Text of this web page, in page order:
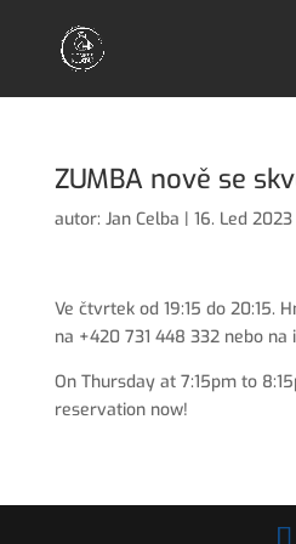
ZUMBA nově se
autor: Jan Celba | 16. Led 2023
Ve čtvrtek od 19:15 do 20:15.
na +420 731 448 332 nebo na
On Thursday at 7:15pm to
reservation now!